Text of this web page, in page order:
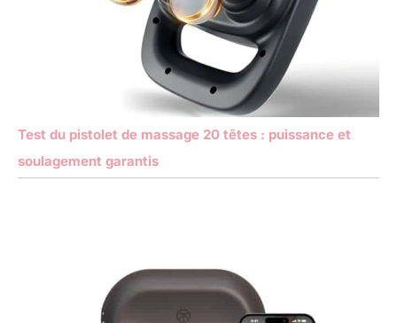
Test du pistolet de massage 20 têtes : puissance et
soulagement garantis